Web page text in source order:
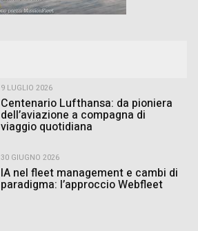
9 LUGLIO 2026
Centenario Lufthansa: da pioniera
dell’aviazione a compagna di
viaggio quotidiana
30 GIUGNO 2026
IA nel fleet management e cambi di
paradigma: l’approccio Webfleet